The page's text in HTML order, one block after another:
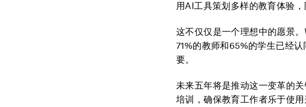
用AI工具策划多样的教育体验
这不仅仅是一个理想中的愿景
71%的教师和65%的学生已经认
要。
未来五年将是推动这一变革的
培训，确保教育工作者乐于使